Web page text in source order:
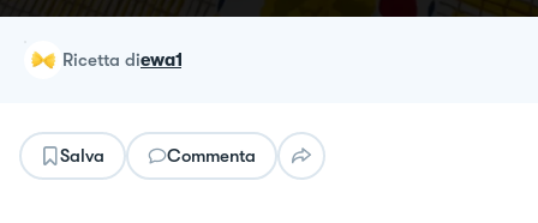
ricetta diewa1
Salva Commenta